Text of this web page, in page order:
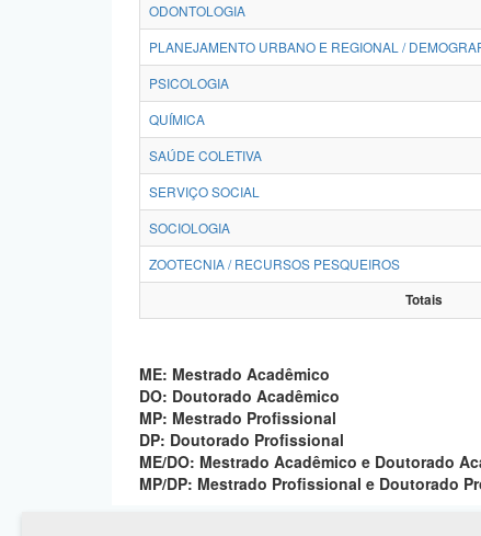
ODONTOLOGIA
PLANEJAMENTO URBANO E REGIONAL /
PSICOLOGIA
QUÍMICA
SAÚDE COLETIVA
SERVIÇO SOCIAL
SOCIOLOGIA
ZOOTECNIA / RECURSOS PESQUEIROS
Totais
ME: Mestrado Acadêmico
DO: Doutorado Acadêmico
MP: Mestrado Profissional
DP: Doutorado Profissional
ME/DO: Mestrado Acadêmico e Doutorado
MP/DP: Mestrado Profissional e Doutorado